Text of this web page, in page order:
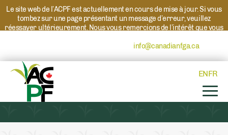
Le site web de l’ACPF est actuellement en cours de mise à jour. Si vous
tombez sur une page présentant un message d’erreur, veuillez
réessayer ultérieurement. Nous vous remercions de l’intérêt que vous
info@canadianfga.caet nous
ENFR